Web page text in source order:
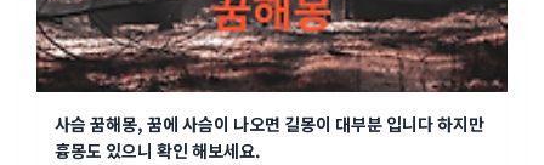
사슴 꿈해몽, 꿈에 사슴이 나오면 길몽이 대부분 입니다 하지만
흉몽도 있으니 확인 해보세요.